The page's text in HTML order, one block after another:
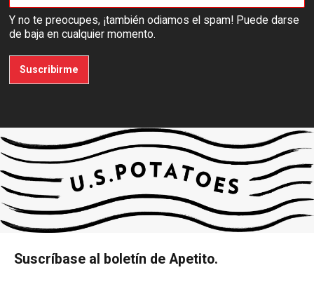
Y no te preocupes, ¡también odiamos el spam! Puede darse
de baja en cualquier momento.
Suscribirme
Suscríbase al boletín de Apetito.